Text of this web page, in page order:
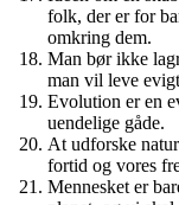
folk, der er for
omkring dem.
Man bør ikke
man vil leve
Evolution er en
uendelige gåde.
At udforske
fortid og vores
Mennesket er